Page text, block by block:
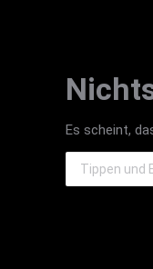
Es scheint,
Search: